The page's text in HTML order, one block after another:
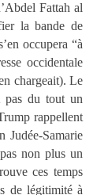
Fattah al
la bande de
occupera “à
occidentale
chargeait). Le
pas du tout un
rappellent
Judée-Samarie
non plus un
ces temps
de légitimité à